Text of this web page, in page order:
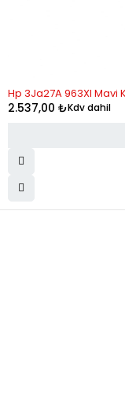
Hp 3Ja27A 963Xl Mavi
2.537,00 ₺Kdv dahil